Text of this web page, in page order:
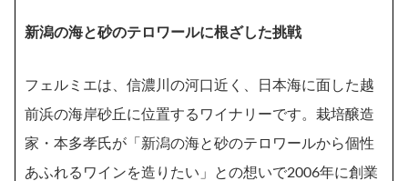
新潟の海と砂のテロワールに根ざした挑戦
フェルミエは、信濃川の河口近く、日本海に面した越
前浜の海岸砂丘に位置するワイナリーです。栽培醸造
家・本多孝氏が「新潟の海と砂のテロワールから個性
あふれるワインを造りたい」との想いで2006年に創業